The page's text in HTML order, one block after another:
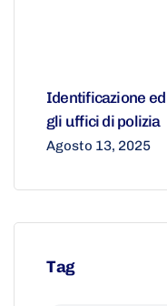
Identificazione
gli uffici di polizia
Agosto 13, 2025
Tag